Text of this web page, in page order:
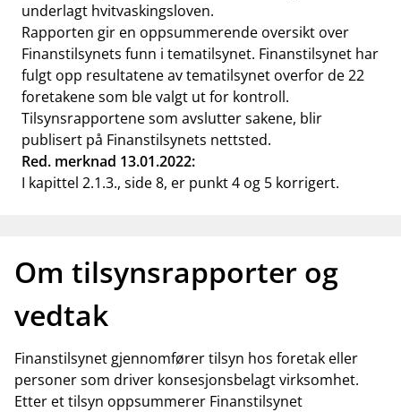
underlagt hvitvaskingsloven.
Rapporten gir en oppsummerende oversikt over
Finanstilsynets funn i tematilsynet. Finanstilsynet har
fulgt opp resultatene av tematilsynet overfor de 22
foretakene som ble valgt ut for kontroll.
Tilsynsrapportene som avslutter sakene, blir
publisert på Finanstilsynets nettsted.
Red. merknad 13.01.2022:
I kapittel 2.1.3., side 8, er punkt 4 og 5 korrigert.
Om tilsynsrapporter og
vedtak
Finanstilsynet gjennomfører tilsyn hos foretak eller
personer som driver konsesjonsbelagt virksomhet.
Etter et tilsyn oppsummerer Finanstilsynet